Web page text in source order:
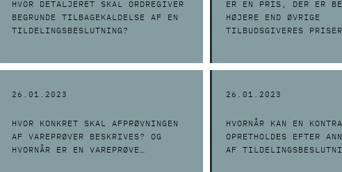
HVOR DETALJERET SKAL ORDREGIVER
BEGRUNDE TILBAGEKALDELSE AF EN
TILDELINGSBESLUTNING?
ER EN PRIS, DER ER
HØJERE END ØVRIGE
TILBUDSGIVERES
26.01.2023
HVOR KONKRET SKAL AFPRØVNINGEN
AF VAREPRØVER BESKRIVES? OG
HVORNÅR ER EN VAREPRØVE
26.01.2023
HVORNÅR KAN EN
OPRETHOLDES EFTER
AF